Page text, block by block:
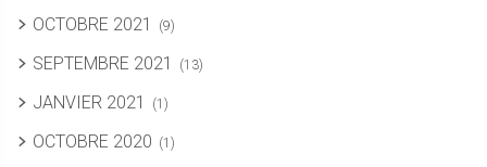
OCTOBRE 2021 (9)
SEPTEMBRE 2021 (13)
JANVIER 2021 (1)
OCTOBRE 2020 (1)